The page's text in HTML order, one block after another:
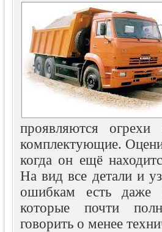
проявляются огрехи
комплектующие.
когда он ещё
На вид все детали и
ошибкам есть даже
которые почти
говорить о менее